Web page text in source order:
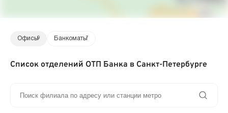
Офисы9 Банкоматы7
Список отделений ОТП Банка в Санкт-Петербурге